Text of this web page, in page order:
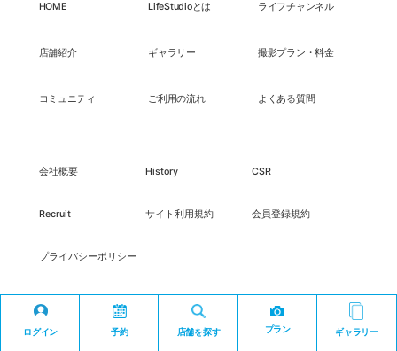
ログイン 予約 店舗を探す プラン ギャラリー
HOME LifeStudioとは ライフチャンネル
店舗紹介 ギャラリー 撮影プラン・料金
コミュニティ ご利用の流れ よくある質問
会社概要 History CSR
Recruit サイト利用規約 会員登録規約
プライバシーポリシー